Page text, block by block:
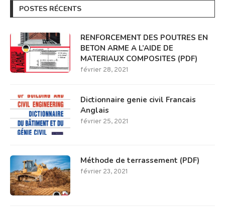
POSTES RÉCENTS
RENFORCEMENT DES POUTRES EN
BETON ARME A L’AIDE DE
MATERIAUX COMPOSITES (PDF)
février 28, 2021
Dictionnaire genie civil Francais
Anglais
février 25, 2021
Méthode de terrassement (PDF)
février 23, 2021